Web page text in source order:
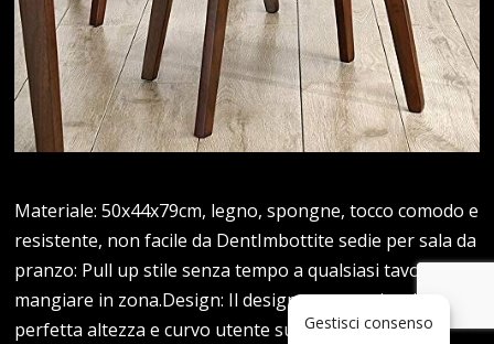
Materiale: 50x44x79cm, legno, spongne, tocco comodo e
resistente, non facile da DentImbottite sedie per sala da
pranzo: Pull up stile senza tempo a qualsiasi tavolo o
mangiare in zona.Design: Il design ergonomico della
perfetta altezza e curvo utente supporti dei sedili è
Gestisci consenso